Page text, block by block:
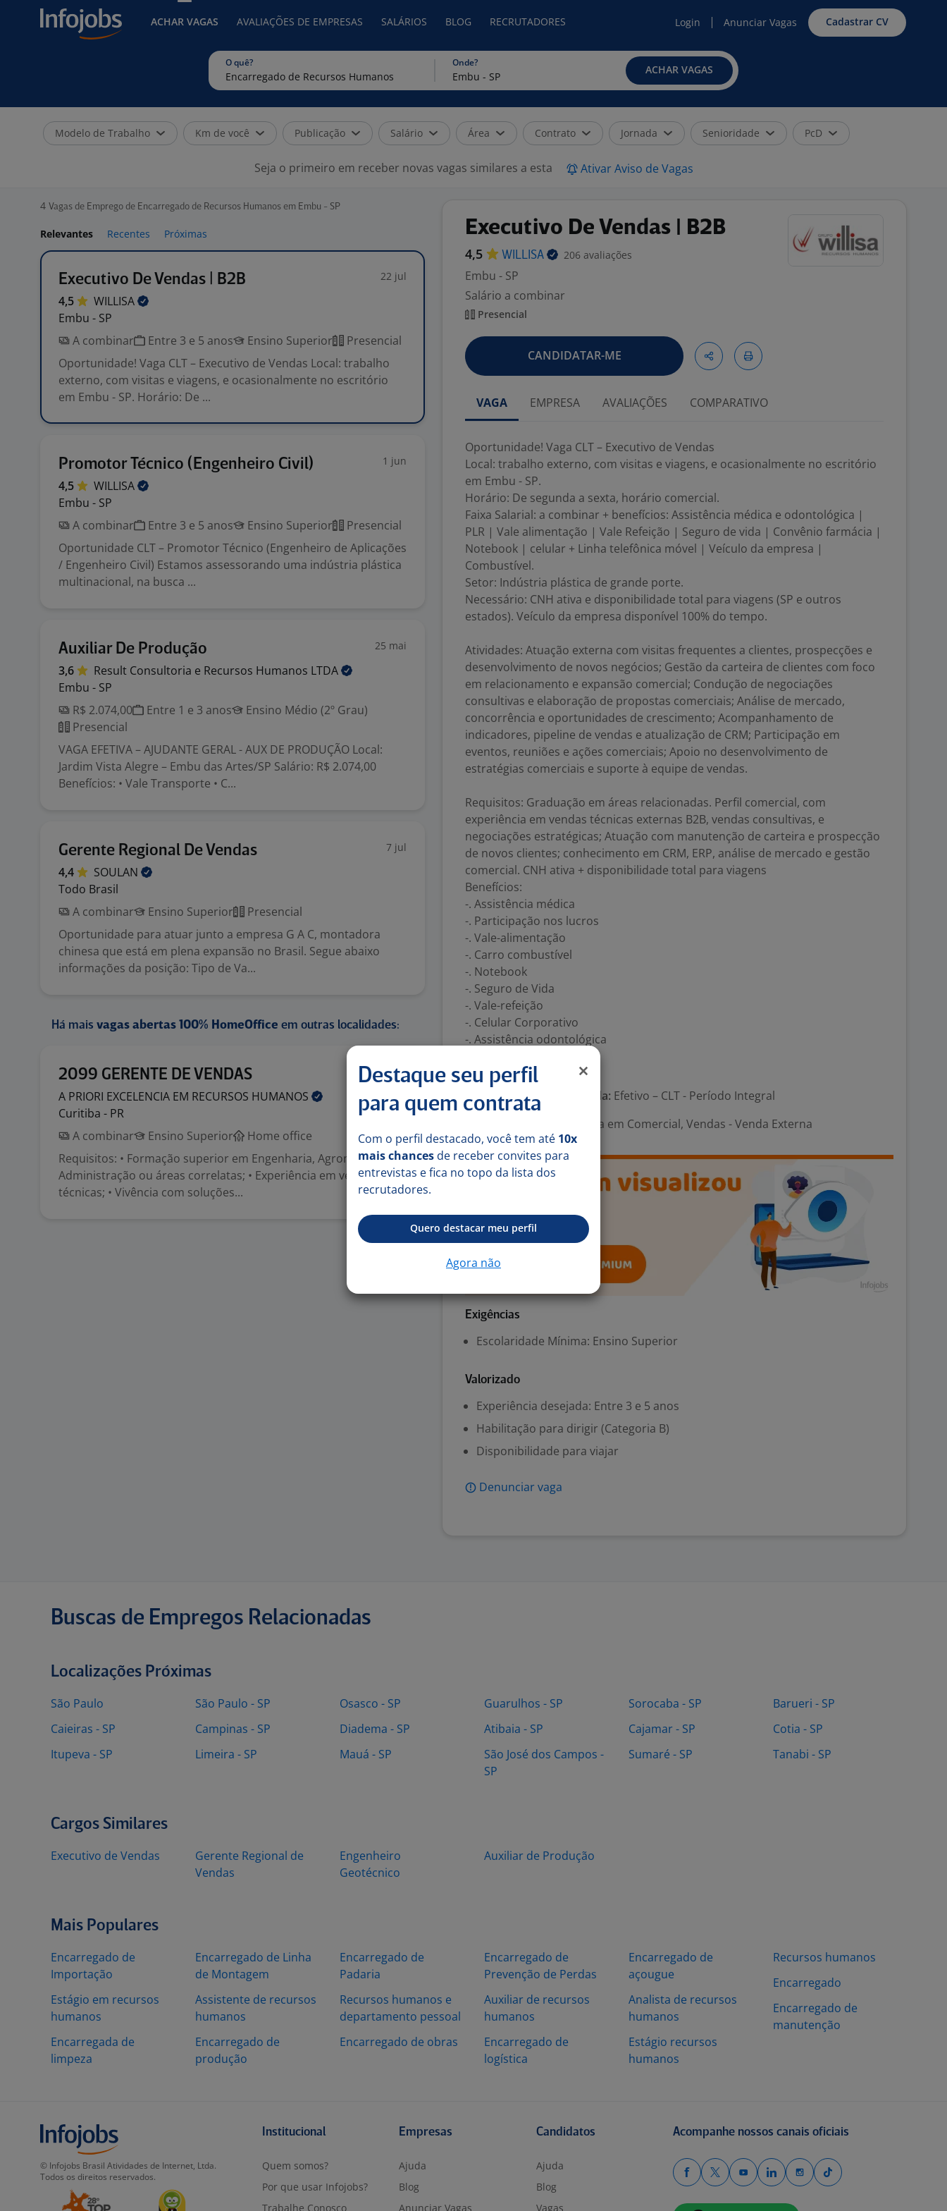
ACHAR VAGAS AVALIAÇÕES DE EMPRESAS SALÁRIOS BLOG RECRUTADORES Login Anunciar Vagas Cadastrar CV
O quê? Onde?
ACHAR VAGAS
Modelo de Trabalho Km de você Publicação Salário Área Contrato Jornada Senioridade PcD
Seja o primeiro em receber novas vagas similares a esta Ativar Aviso de Vagas
4 Vagas de Emprego de Encarregado de Recursos Humanos em Embu - SP
Relevantes Recentes Próximas
Executivo De Vendas | B2B 22 jul
4,5
WILLISA
Embu - SP
A combinar
Entre 3 e 5 anos Ensino Superior
Presencial
Oportunidade! Vaga CLT – Executivo de Vendas Local: trabalho
externo, com visitas e viagens, e ocasionalmente no escritório
em Embu - SP. Horário: De ...
Promotor Técnico (Engenheiro Civil) 1 jun
4,5
WILLISA
Embu - SP
A combinar
Entre 3 e 5 anos Ensino Superior
Presencial
Oportunidade CLT – Promotor Técnico (Engenheiro de Aplicações
/ Engenheiro Civil) Estamos assessorando uma indústria plástica
multinacional, na busca ...
Auxiliar De Produção 25 mai
3,6 Result Consultoria e Recursos Humanos LTDA
Embu - SP
R$ 2.074,00
Entre 1 e 3 anos
Ensino Médio (2º Grau)
Presencial
VAGA EFETIVA – AJUDANTE GERAL - AUX DE PRODUÇÃO Local:
Jardim Vista Alegre – Embu das Artes/SP Salário: R$ 2.074,00
Benefícios: • Vale Transporte • C...
Gerente Regional De Vendas 7 jul
4,4
SOULAN
Todo Brasil
A combinar
Ensino Superior
Presencial
Oportunidade para atuar junto a empresa G A C, montadora
chinesa que está em plena expansão no Brasil. Segue abaixo
informações da posição: Tipo de Va...
Há mais vagas abertas 100% HomeOffice em outras localidades:
2099 GERENTE DE VENDAS 21 mai
A PRIORI EXCELENCIA EM RECURSOS HUMANOS
Curitiba - PR
A combinar
Ensino Superior
Home office
Requisitos: • Formação superior em Engenharia, Agronomia,
Administração ou áreas correlatas; • Experiência em vendas
técnicas; • Vivência com soluções...
Executivo De Vendas | B2B
4,5 WILLISA 206 avaliações
Embu - SP
Salário a combinar
Presencial
CANDIDATAR-ME
VAGA EMPRESA AVALIAÇÕES COMPARATIVO
Oportunidade! Vaga CLT – Executivo de Vendas
Local: trabalho externo, com visitas e viagens, e ocasionalmente no escritório
em Embu - SP.
Horário: De segunda a sexta, horário comercial.
Faixa Salarial: a combinar + benefícios: Assistência médica e odontológica |
PLR | Vale alimentação | Vale Refeição | Seguro de vida | Convênio farmácia |
Notebook | celular + Linha telefônica móvel | Veículo da empresa |
Combustível.
Setor: Indústria plástica de grande porte.
Necessário: CNH ativa e disponibilidade total para viagens (SP e outros
estados). Veículo da empresa disponível 100% do tempo.
Atividades: Atuação externa com visitas frequentes a clientes, prospecções e
desenvolvimento de novos negócios; Gestão da carteira de clientes com foco
em relacionamento e expansão comercial; Condução de negociações
consultivas e elaboração de propostas comerciais; Análise de mercado,
concorrência e oportunidades de crescimento; Acompanhamento de
indicadores, pipeline de vendas e atualização de CRM; Participação em
eventos, reuniões e ações comerciais; Apoio no desenvolvimento de
estratégias comerciais e suporte à equipe de vendas.
Requisitos: Graduação em áreas relacionadas. Perfil comercial, com
experiência em vendas técnicas externas B2B, vendas consultivas, e
negociações estratégicas; Atuação com manutenção de carteira e prospecção
de novos clientes; conhecimento em CRM, ERP, análise de mercado e gestão
comercial. CNH ativa + disponibilidade total para viagens
Benefícios:
-. Assistência médica
-. Participação nos lucros
-. Vale-alimentação
-. Carro combustível
-. Notebook
-. Seguro de Vida
-. Vale-refeição
-. Celular Corporativo
-. Assistência odontológica
Número de vagas:
Tipo de contrato e Jornada: Efetivo – CLT - Período Integral
Analista em Comercial, Vendas - Venda Externa
Exigências
Escolaridade Mínima: Ensino Superior
Valorizado
Experiência desejada: Entre 3 e 5 anos
Habilitação para dirigir (Categoria B)
Disponibilidade para viajar
Denunciar vaga
Buscas de Empregos Relacionadas
Localizações Próximas
São Paulo
Caieiras - SP
Itupeva - SP
São Paulo - SP
Campinas - SP
Limeira - SP
Osasco - SP
Diadema - SP
Mauá - SP
Guarulhos - SP
Atibaia - SP
São José dos Campos -
SP
Sorocaba - SP
Cajamar - SP
Sumaré - SP
Barueri - SP
Cotia - SP
Tanabi - SP
Cargos Similares
Executivo de Vendas
Gerente Regional de
Vendas
Engenheiro
Geotécnico
Auxiliar de Produção
Mais Populares
Encarregado de
Importação
Estágio em recursos
humanos
Encarregada de
limpeza
Encarregado de Linha
de Montagem
Assistente de recursos
humanos
Encarregado de
produção
Encarregado de
Padaria
Recursos humanos e
departamento pessoal
Encarregado de obras
Encarregado de
Prevenção de Perdas
Auxiliar de recursos
humanos
Encarregado de
logística
Encarregado de
açougue
Analista de recursos
humanos
Estágio recursos
humanos
Recursos humanos
Encarregado
Encarregado de
manutenção
Destaque seu perfil
para quem contrata
Com o perfil destacado, você tem até 10x
mais chances de receber convites para
entrevistas e fica no topo da lista dos
recrutadores.
Quero destacar meu perfil
Agora não
© Infojobs Brasil Atividades de Internet, Ltda.
Todos os direitos reservados.
Institucional
Quem somos?
Por que usar Infojobs?
Trabalhe Conosco
Empresas
Ajuda
Blog
Anunciar Vagas
Candidatos
Ajuda
Blog
Vagas
Acompanhe nossos canais oficiais